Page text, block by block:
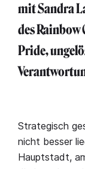
mit Sandra
des Rainbow
Pride,
Strategisch
nicht besser
Hauptstadt,